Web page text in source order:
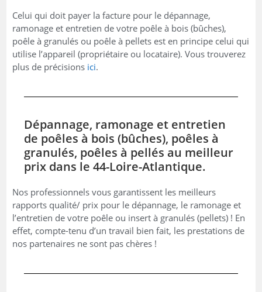
Celui qui doit payer la facture pour le dépannage,
ramonage et entretien de votre poêle à bois (bûches),
poêle à granulés ou poêle à pellets est en principe celui qui
utilise l’appareil (propriétaire ou locataire). Vous trouverez
plus de précisions ici.
Dépannage, ramonage et entretien
de poêles à bois (bûches), poêles à
granulés, poêles à pellés au meilleur
prix dans le 44-Loire-Atlantique.
Nos professionnels vous garantissent les meilleurs
rapports qualité/ prix pour le dépannage, le ramonage et
l’entretien de votre poêle ou insert à granulés (pellets) ! En
effet, compte-tenu d’un travail bien fait, les prestations de
nos partenaires ne sont pas chères !